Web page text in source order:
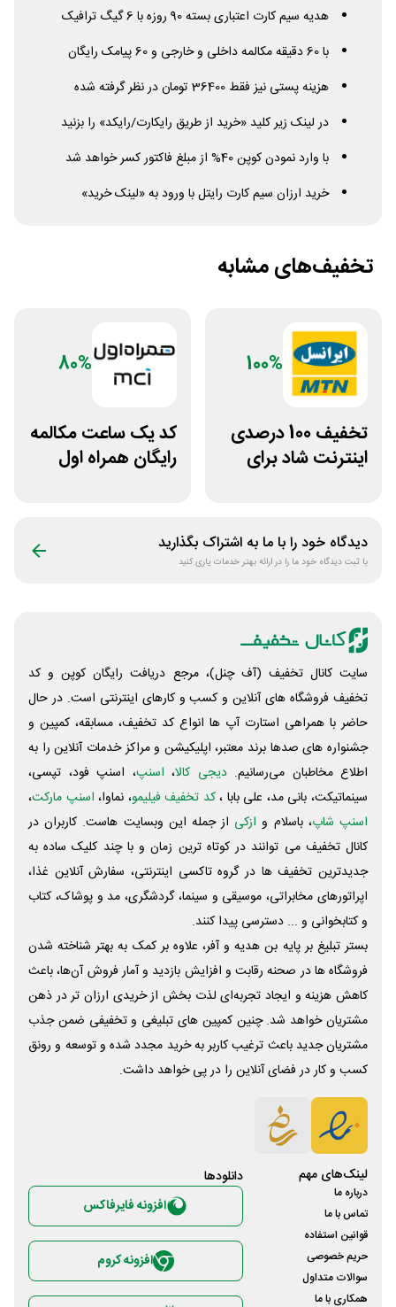
هدیه سیم کارت اعتباری بسته 90 روزه با 6 گیگ ترافیک
با 60 دقیقه مکالمه داخلی و خارجی و 60 پیامک رایگان
هزینه پستی نیز فقط 36400 تومان در نظر گرفته شده
در لینک زیر کلید «خرید از طریق رایکارت/رایکد» را بزنید
با وارد نمودن کوپن 40% از مبلغ فاکتور کسر خواهد شد
خرید ارزان سیم کارت رایتل با ورود به «لینک خرید»
تخفیف‌های مشابه
100%
تخفیف 100 درصدی
اینترنت شاد برای
80%
کد ⁣یک ساعت مکالمه
رایگان همراه اول
دیدگاه خود را با ما به اشتراک بگذارید
با ثبت دیدگاه خود ما را در ارائه بهتر خدمات یاری کنید
سایت کانال تخفیف (آف چنل)، مرجع دریافت رایگان کوپن و کد
تخفیف فروشگاه های آنلاین و کسب و‌ کارهای اینترنتی است. در حال
حاضر با همراهی استارت آپ ها انواع کد تخفیف، مسابقه، کمپین و
جشنواره های صدها برند معتبر، اپلیکیشن و مراکز خدمات آنلاین را به
اطلاع مخاطبان می‌رسانیم. دیجی کالا، اسنپ، اسنپ فود، تپسی،
سینماتیکت، بانی مد، علی‌ بابا ،کد تخفیف فیلیمو، نماوا، اسنپ مارکت،
اسنپ شاپ، باسلام و ازکی از جمله این وبسایت ‌هاست. کاربران در
کانال تخفیف می توانند در کوتاه ترین زمان و با چند کلیک ساده به
جدیدترین تخفیف ها در گروه تاکسی اینترنتی، سفارش آنلاین غذا،
اپراتورهای مخابراتی، موسیقی و سینما، گردشگری، مد و پوشاک، کتاب
و کتابخوانی و ... دسترسی پیدا کنند.
بستر تبلیغ بر پایه بن هدیه و آفر، علاوه بر کمک به بهتر شناخته شدن
فروشگاه ها در صحنه رقابت و افزایش بازدید و آمار فروش آن‌ها، باعث
کاهش هزینه و ایجاد تجربه‌ای لذت بخش از خریدی ارزان تر در ذهن
مشتریان خواهد شد. چنین کمپین های تبلیغی و تخفیفی ضمن جذب
مشتریان جدید باعث ترغیب کاربر به خرید مجدد شده و توسعه و رونق
کسب و کار در فضای آنلاین را در پی خواهد داشت.
لینک‌های مهم
درباره ما
تماس با ما
قوانین استفاده
حریم خصوصی
سوالات متداول
همکاری با ما
دانلود‌ها
افزونه فایرفاکس
افزونه کروم